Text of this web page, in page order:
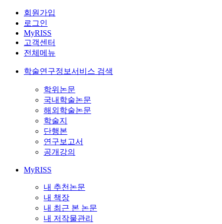
회원가입
로그인
MyRISS
고객센터
전체메뉴
학술연구정보서비스 검색
학위논문
국내학술논문
해외학술논문
학술지
단행본
연구보고서
공개강의
MyRISS
내 추천논문
내 책장
내 최근 본 논문
내 저작물관리